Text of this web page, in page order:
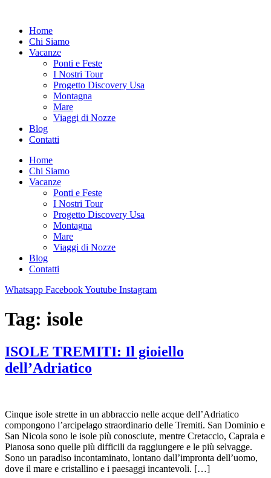
contenutoHome
Chi Siamo
Vacanze
Ponti e Feste
I Nostri Tour
Progetto Discovery Usa
Montagna
Mare
Viaggi di Nozze
Blog
Contatti
Home
Chi Siamo
Vacanze
Ponti e Feste
I Nostri Tour
Progetto Discovery Usa
Montagna
Mare
Viaggi di Nozze
Blog
Contatti
Whatsapp FacebookYoutube Instagram
Tag: isole
ISOLE TREMITI: Il gioiello
dell’Adriatico
Cinque isole strette in un abbraccio nelle acque dell’Adriatico
compongono l’arcipelago straordinario delle Tremiti. San Dominio e
San Nicola sono le isole più conosciute, mentre Cretaccio, Capraia e
Pianosa sono quelle più difficili da raggiungere e le più selvagge.
Sono un paradiso incontaminato, lontano dall’impronta dell’uomo,
dove il mare e cristallino e i paesaggi incantevoli. […]